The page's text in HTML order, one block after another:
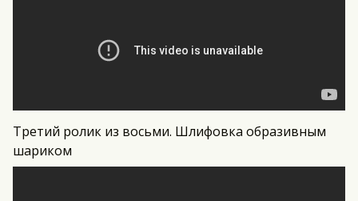
Третий ролик из восьми. Шлифовка образивным
шариком